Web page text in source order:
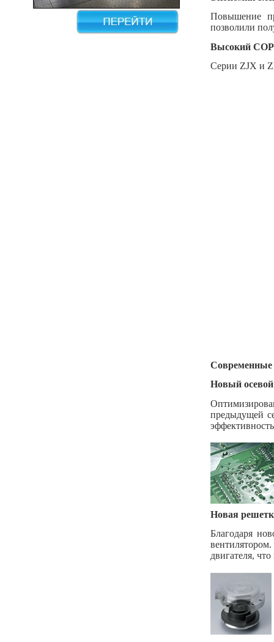
Повышение
позволили
Высокий СОР
Серии ZJX и
Современные
Новый
предыдущей
Новая
Благодаря
двигателя,